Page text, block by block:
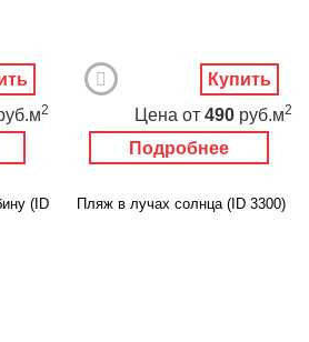
2
Подробнее
Цена от 490 руб.м2
Купить
(ID
Пляж в лучах солнца (ID 3300)